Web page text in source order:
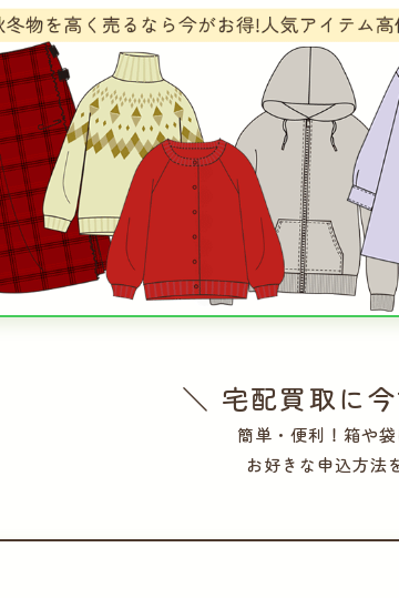
＼ 宅配買取に
簡単・便利！箱や
お好きな申込方法